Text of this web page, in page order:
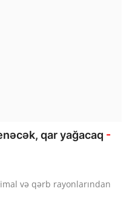
qar yağacaq -
və qərb rayonlarından